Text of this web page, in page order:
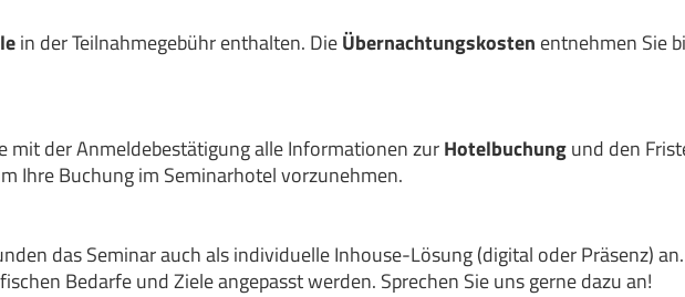
in der Teilnahmegebühr enthalten. DieÜbernachtungskosten entnehmen Sie
mit der Anmeldebestätigung alle Informationen zurHotelbuchungund den
Ihre Buchung im Seminarhotel vorzunehmen.
das Seminar auch als individuelle Inhouse-Lösung (digital oder Präsenz)
Bedarfe und Ziele angepasst werden. Sprechen Sie uns gerne dazu an!